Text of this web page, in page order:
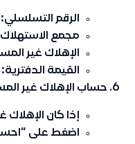
الرقم التسلسلي
مجمع
الإهلاك غير
القيمة الدفترية
حساب الإهلاك غير
إذا كان الإهلاك غير
اضغط على